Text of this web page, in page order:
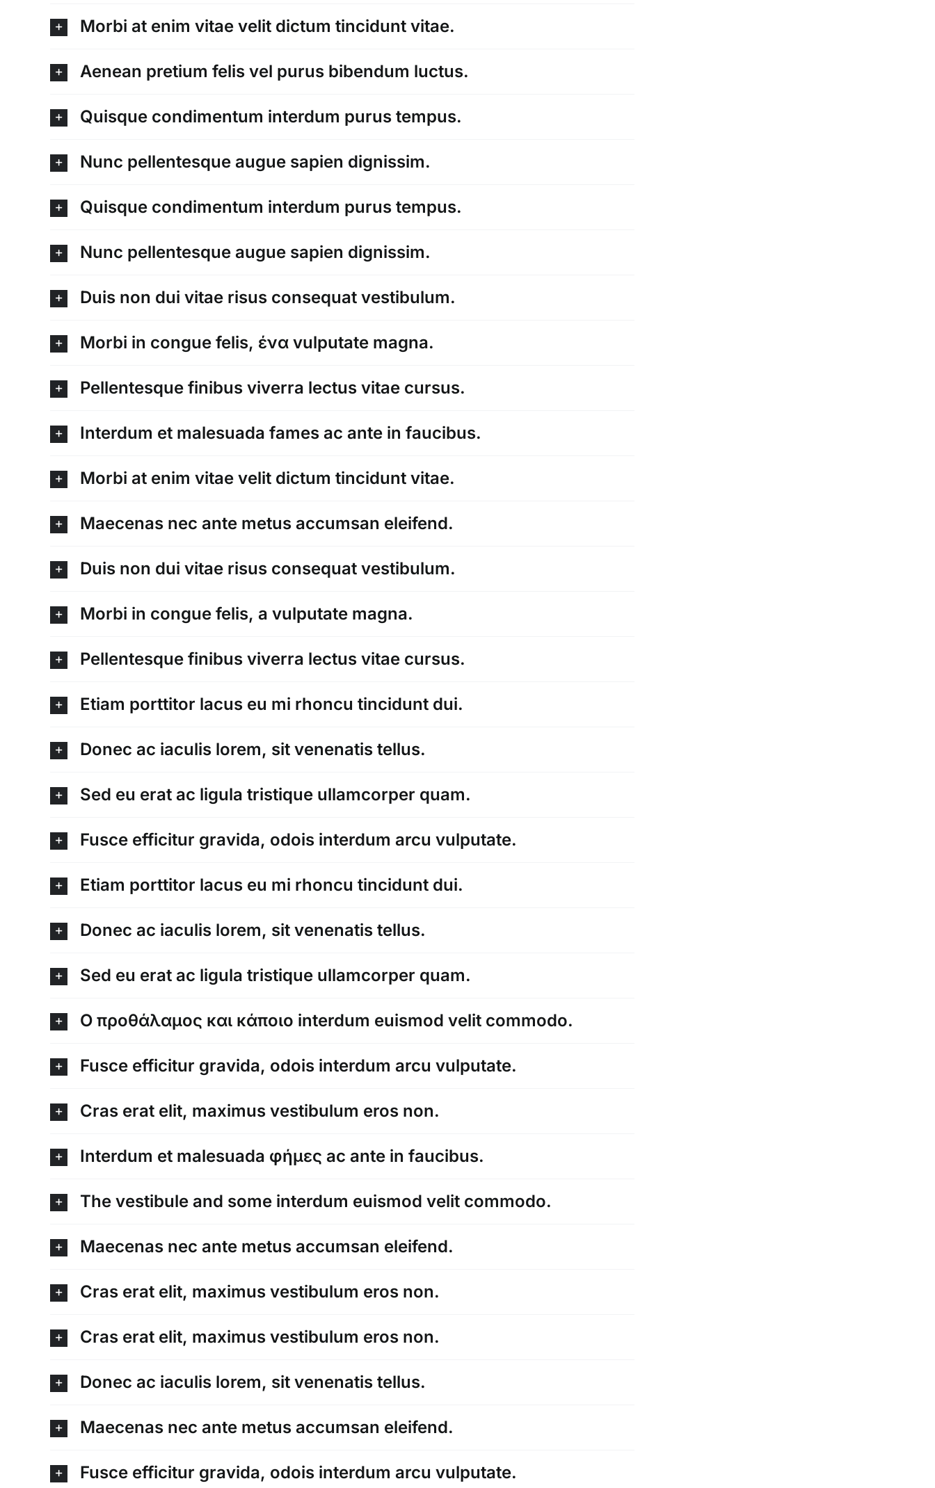
Morbi at enim vitae velit dictum tincidunt vitae.
Aenean pretium felis vel purus bibendum luctus.
Quisque condimentum interdum purus tempus.
Nunc pellentesque augue sapien dignissim.
Quisque condimentum interdum purus tempus.
Nunc pellentesque augue sapien dignissim.
Duis non dui vitae risus consequat vestibulum.
Morbi in congue felis, ένα vulputate magna.
Pellentesque finibus viverra lectus vitae cursus.
Interdum et malesuada fames ac ante in faucibus.
Morbi at enim vitae velit dictum tincidunt vitae.
Maecenas nec ante metus accumsan eleifend.
Duis non dui vitae risus consequat vestibulum.
Morbi in congue felis, a vulputate magna.
Pellentesque finibus viverra lectus vitae cursus.
Etiam porttitor lacus eu mi rhoncu tincidunt dui.
Donec ac iaculis lorem, sit venenatis tellus.
Sed eu erat ac ligula tristique ullamcorper quam.
Fusce efficitur gravida, odois interdum arcu vulputate.
Etiam porttitor lacus eu mi rhoncu tincidunt dui.
Donec ac iaculis lorem, sit venenatis tellus.
Sed eu erat ac ligula tristique ullamcorper quam.
Ο προθάλαμος και κάποιο interdum euismod velit commodo.
Fusce efficitur gravida, odois interdum arcu vulputate.
Cras erat elit, maximus vestibulum eros non.
Interdum et malesuada φήμες ac ante in faucibus.
The vestibule and some interdum euismod velit commodo.
Maecenas nec ante metus accumsan eleifend.
Cras erat elit, maximus vestibulum eros non.
Cras erat elit, maximus vestibulum eros non.
Donec ac iaculis lorem, sit venenatis tellus.
Maecenas nec ante metus accumsan eleifend.
Fusce efficitur gravida, odois interdum arcu vulputate.